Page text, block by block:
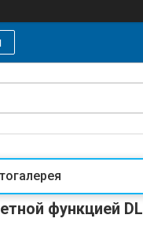
функцией DL